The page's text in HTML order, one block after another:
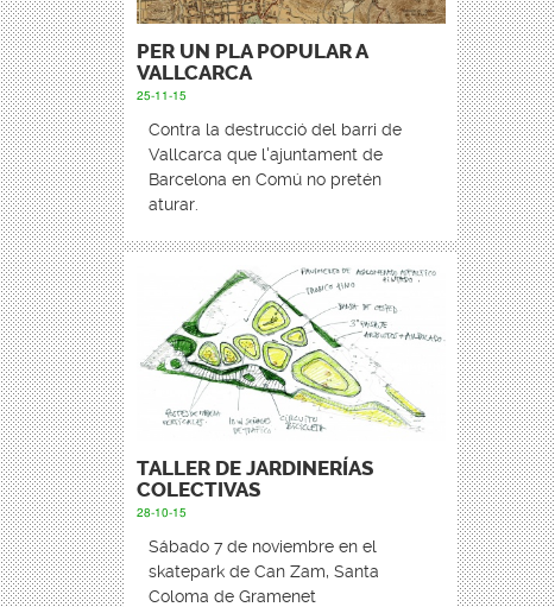
PER UN PLA POPULAR A
VALLCARCA
25-11-15
Contra la destrucció del barri de
Vallcarca que l'ajuntament de
Barcelona en Comú no pretén
aturar.
TALLER DE JARDINERÍAS
COLECTIVAS
28-10-15
Sábado 7 de noviembre en el
skatepark de Can Zam, Santa
Coloma de Gramenet